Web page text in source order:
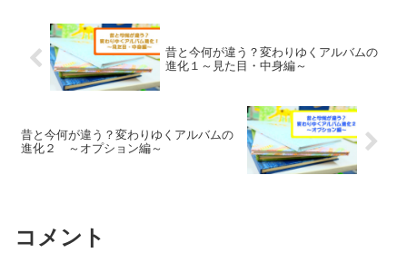
昔と今何が違う？変わりゆくアルバムの
進化１～見た目・中身編～
昔と今何が違う？変わりゆくアルバムの
進化２ ～オプション編～
コメント